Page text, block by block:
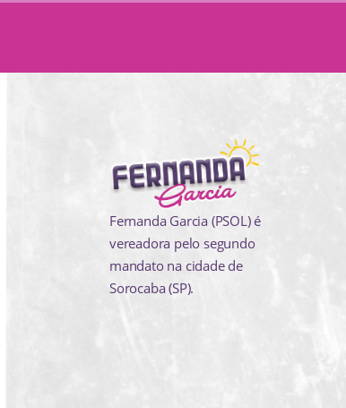
Fernanda Garcia (PSOL) é
vereadora pelo segundo
mandato na cidade de
Sorocaba (SP).